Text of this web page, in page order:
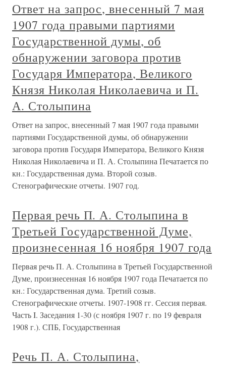
Ответ на запрос, внесенный 7 мая
1907 года правыми партиями
Государственной думы, об
обнаружении заговора против
Государя Императора, Великого
Князя Николая Николаевича и П.
А. Столыпина
Ответ на запрос, внесенный 7 мая 1907 года правыми
партиями Государственной думы, об обнаружении
заговора против Государя Императора, Великого Князя
Николая Николаевича и П. А. Столыпина Печатается по
кн.: Государственная дума. Второй созыв.
Стенографические отчеты. 1907 год.
Первая речь П. А. Столыпина в
Третьей Государственной Думе,
произнесенная 16 ноября 1907 года
Первая речь П. А. Столыпина в Третьей Государственной
Думе, произнесенная 16 ноября 1907 года Печатается по
кн.: Государственная дума. Третий созыв.
Стенографические отчеты. 1907-1908 гг. Сессия первая.
Часть I. Заседания 1-30 (с ноября 1907 г. по 19 февраля
1908 г.). СПБ, Государственная
Речь П. А. Столыпина,